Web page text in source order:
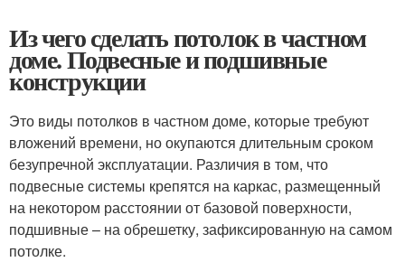
Из чего сделать потолок в частном
доме. Подвесные и подшивные
конструкции
Это виды потолков в частном доме, которые требуют
вложений времени, но окупаются длительным сроком
безупречной эксплуатации. Различия в том, что
подвесные системы крепятся на каркас, размещенный
на некотором расстоянии от базовой поверхности,
подшивные – на обрешетку, зафиксированную на самом
потолке.